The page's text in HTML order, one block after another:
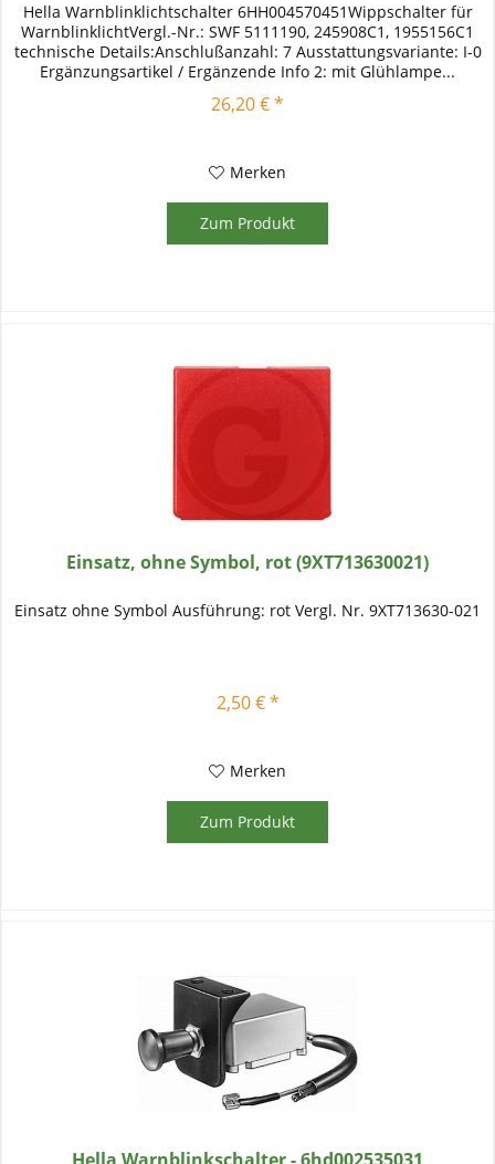
Hella Warnblinklichtschalter 6HH004570451Wippschalter für
WarnblinklichtVergl.-Nr.: SWF 5111190, 245908C1, 1955156C1
technische Details:Anschlußanzahl: 7 Ausstattungsvariante: I-0
Ergänzungsartikel / Ergänzende Info 2: mit Glühlampe...
26,20 € *
Merken
Zum Produkt
Einsatz, ohne Symbol, rot (9XT713630021)
Einsatz ohne Symbol Ausführung: rot Vergl. Nr. 9XT713630-021
2,50 € *
Merken
Zum Produkt